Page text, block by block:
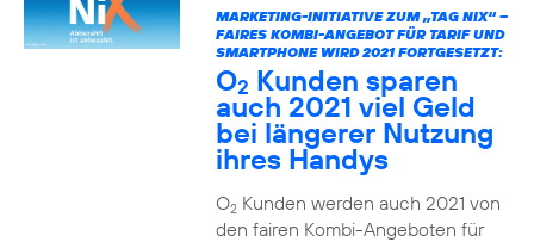
MARKETING-INITIATIVE ZUM „TAG NIX“ –
FAIRES KOMBI-ANGEBOT FÜR TARIF UND
SMARTPHONE WIRD 2021 FORTGESETZT:
O2 Kunden sparen
auch 2021 viel Geld
bei längerer Nutzung
ihres Handys
O2Kunden werden auch 2021 von
den fairen Kombi-Angeboten für